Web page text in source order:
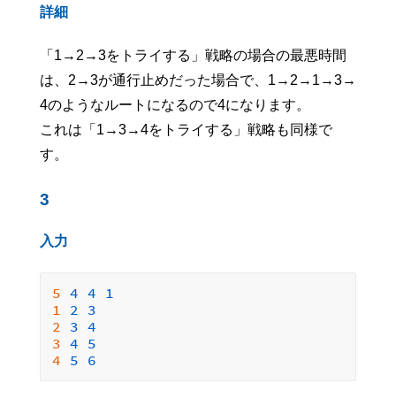
詳細
「1→2→3をトライする」戦略の場合の最悪時間
は、2→3が通行止めだった場合で、1→2→1→3→
4のようなルートになるので4になります。
これは「1→3→4をトライする」戦略も同様で
す。
3
入力
5 4 4 1
1 2 3
2 3 4
3 4 5
4 5 6